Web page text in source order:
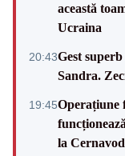
această
Ucraina
20:43Gest
Sandra.
19:45Operațiune
la